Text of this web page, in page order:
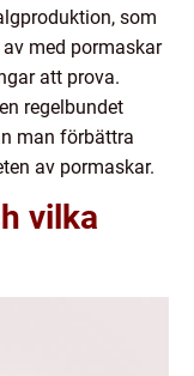
som
med pormaskar
att prova.
regelbundet
man förbättra
av pormaskar.
vilka